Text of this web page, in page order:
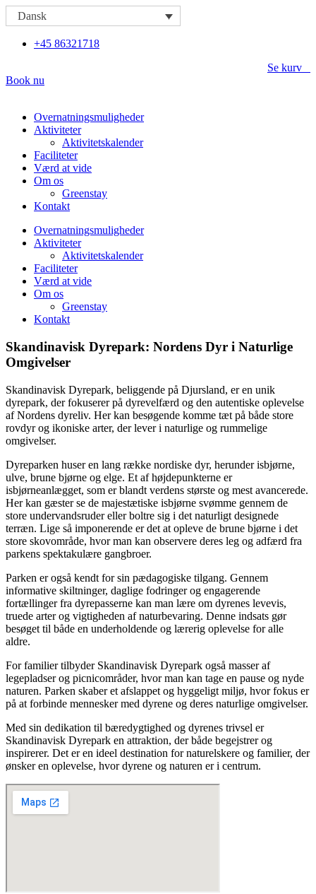
Videre
til
Dansk
+45 86321718
Se kurv
Book nu
Overnatningsmuligheder
Aktiviteter
Aktivitetskalender
Faciliteter
Værd at vide
Om os
Greenstay
Kontakt
Overnatningsmuligheder
Aktiviteter
Aktivitetskalender
Faciliteter
Værd at vide
Om os
Greenstay
Kontakt
Skandinavisk Dyrepark: Nordens Dyr i Naturlige
Omgivelser
Skandinavisk Dyrepark, beliggende på Djursland, er en unik
dyrepark, der fokuserer på dyrevelfærd og den autentiske oplevelse
af Nordens dyreliv. Her kan besøgende komme tæt på både store
rovdyr og ikoniske arter, der lever i naturlige og rummelige
omgivelser.
Dyreparken huser en lang række nordiske dyr, herunder isbjørne,
ulve, brune bjørne og elge. Et af højdepunkterne er
isbjørneanlægget, som er blandt verdens største og mest avancerede.
Her kan gæster se de majestætiske isbjørne svømme gennem de
store undervandsruder eller boltre sig i det naturligt designede
terræn. Lige så imponerende er det at opleve de brune bjørne i det
store skovområde, hvor man kan observere deres leg og adfærd fra
parkens spektakulære gangbroer.
Parken er også kendt for sin pædagogiske tilgang. Gennem
informative skiltninger, daglige fodringer og engagerende
fortællinger fra dyrepasserne kan man lære om dyrenes levevis,
truede arter og vigtigheden af naturbevaring. Denne indsats gør
besøget til både en underholdende og lærerig oplevelse for alle
aldre.
For familier tilbyder Skandinavisk Dyrepark også masser af
legepladser og picnicområder, hvor man kan tage en pause og nyde
naturen. Parken skaber et afslappet og hyggeligt miljø, hvor fokus er
på at forbinde mennesker med dyrene og deres naturlige omgivelser.
Med sin dedikation til bæredygtighed og dyrenes trivsel er
Skandinavisk Dyrepark en attraktion, der både begejstrer og
inspirerer. Det er en ideel destination for naturelskere og familier, der
ønsker en oplevelse, hvor dyrene og naturen er i centrum.